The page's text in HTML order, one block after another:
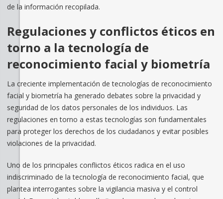
de la información recopilada.
Regulaciones y conflictos éticos en
torno a la tecnología de
reconocimiento facial y biometría
La creciente implementación de tecnologías de reconocimiento
facial y biometría ha generado debates sobre la privacidad y
seguridad de los datos personales de los individuos. Las
regulaciones en torno a estas tecnologías son fundamentales
para proteger los derechos de los ciudadanos y evitar posibles
violaciones de la privacidad.
Uno de los principales conflictos éticos radica en el uso
indiscriminado de la tecnología de reconocimiento facial, que
plantea interrogantes sobre la vigilancia masiva y el control